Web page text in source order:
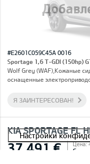
#E2601C059C45A 0016
Sportage 1,6 T-GDI (150hp)
Wolf Grey (WAF),Кожаные
оснащенные
Я ЗАИНТЕРЕСОВАН!
KIA SPORTAGE FL
37 491 € Цена: